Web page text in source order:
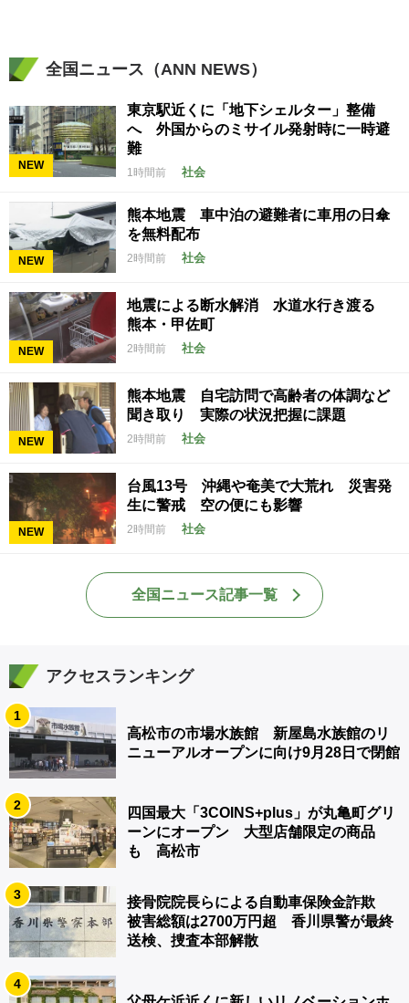
全国ニュース（ANN NEWS）
NEW
東京駅近くに「地下シェルター」整備
へ 外国からのミサイル発射時に一時避
難
1時間前 社会
NEW
熊本地震 車中泊の避難者に車用の日傘
を無料配布
2時間前 社会
NEW
地震による断水解消 水道水行き渡る
熊本・甲佐町
2時間前 社会
NEW
熊本地震 自宅訪問で高齢者の体調など
聞き取り 実際の状況把握に課題
2時間前 社会
NEW
台風13号 沖縄や奄美で大荒れ 災害発
生に警戒 空の便にも影響
2時間前 社会
全国ニュース記事一覧
アクセスランキング
1
高松市の市場水族館 新屋島水族館のリ
ニューアルオープンに向け9月28日で閉館
2
四国最大「3COINS+plus」が丸亀町グリ
ーンにオープン 大型店舗限定の商品
も 高松市
3
接骨院院長らによる自動車保険金詐欺
被害総額は2700万円超 香川県警が最終
送検、捜査本部解散
4